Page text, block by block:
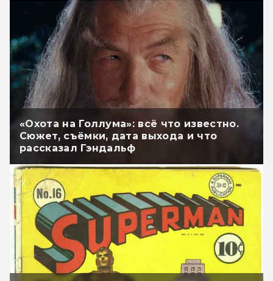
«Охота на Голлума»: всё что известно.
Сюжет, съёмки, дата выхода и что
рассказал Гэндальф